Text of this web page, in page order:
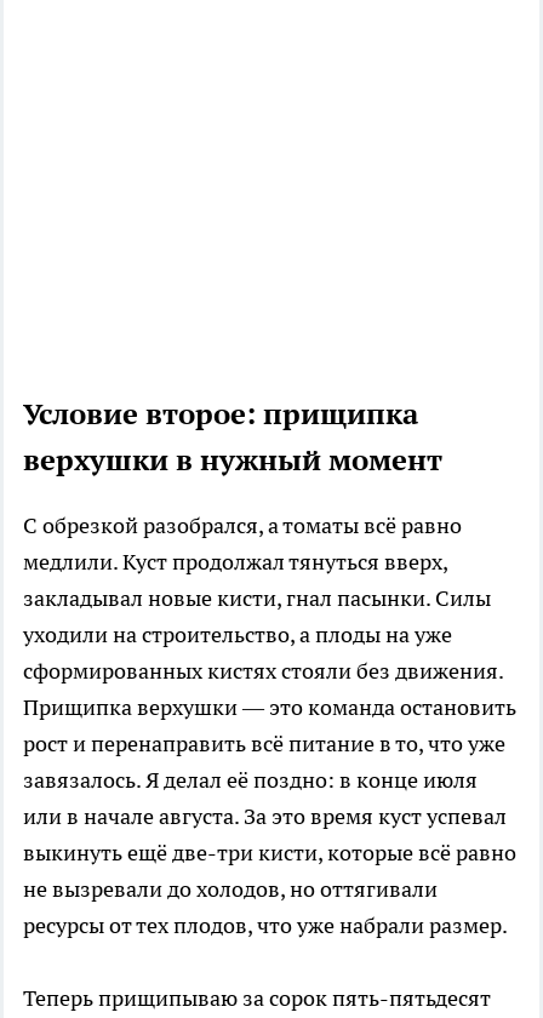
Условие второе: прищипка
верхушки в нужный момент
С обрезкой разобрался, а томаты всё равно
медлили. Куст продолжал тянуться вверх,
закладывал новые кисти, гнал пасынки. Силы
уходили на строительство, а плоды на уже
сформированных кистях стояли без движения.
Прищипка верхушки — это команда остановить
рост и перенаправить всё питание в то, что уже
завязалось. Я делал её поздно: в конце июля
или в начале августа. За это время куст успевал
выкинуть ещё две-три кисти, которые всё равно
не вызревали до холодов, но оттягивали
ресурсы от тех плодов, что уже набрали размер.
Теперь прищипываю за сорок пять-пятьдесят